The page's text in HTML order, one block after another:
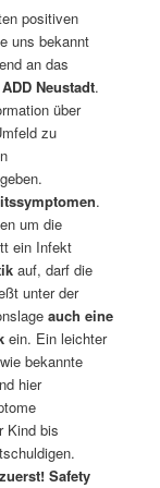
positiven
uns bekannt
an das
ADD Neustadt.
über
zu
.
um die
ein Infekt
auf, darf die
unter der
auch eine
ein. Ein leichter
bekannte
hier
Kind bis
Safety